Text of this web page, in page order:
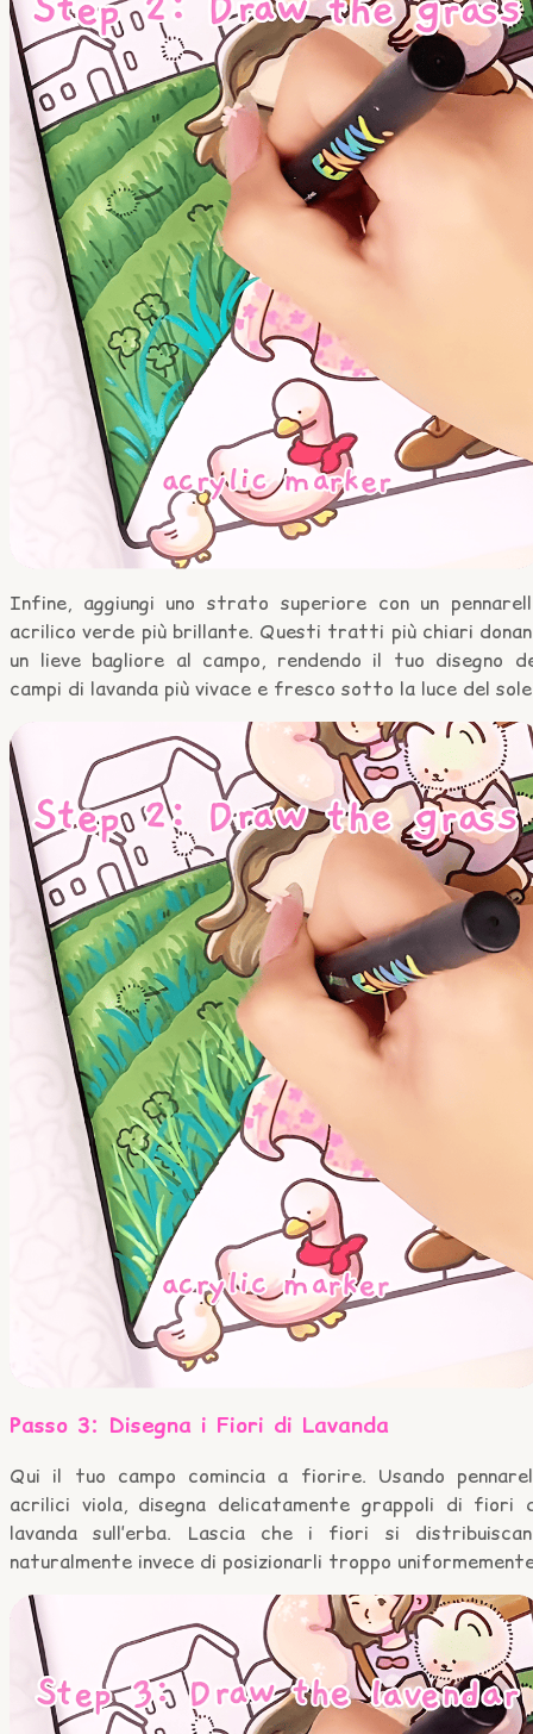
Infine, aggiungi uno strato superiore con un
acrilico verde più brillante. Questi tratti più chiari
un lieve bagliore al campo, rendendo il tuo disegno
campi di lavanda più vivace e fresco sotto la luce del
Passo 3: Disegna i Fiori di Lavanda
Qui il tuo campo comincia a fiorire. Usando
acrilici viola, disegna delicatamente grappoli di fiori
lavanda sull’erba. Lascia che i fiori si
naturalmente invece di posizionarli troppo